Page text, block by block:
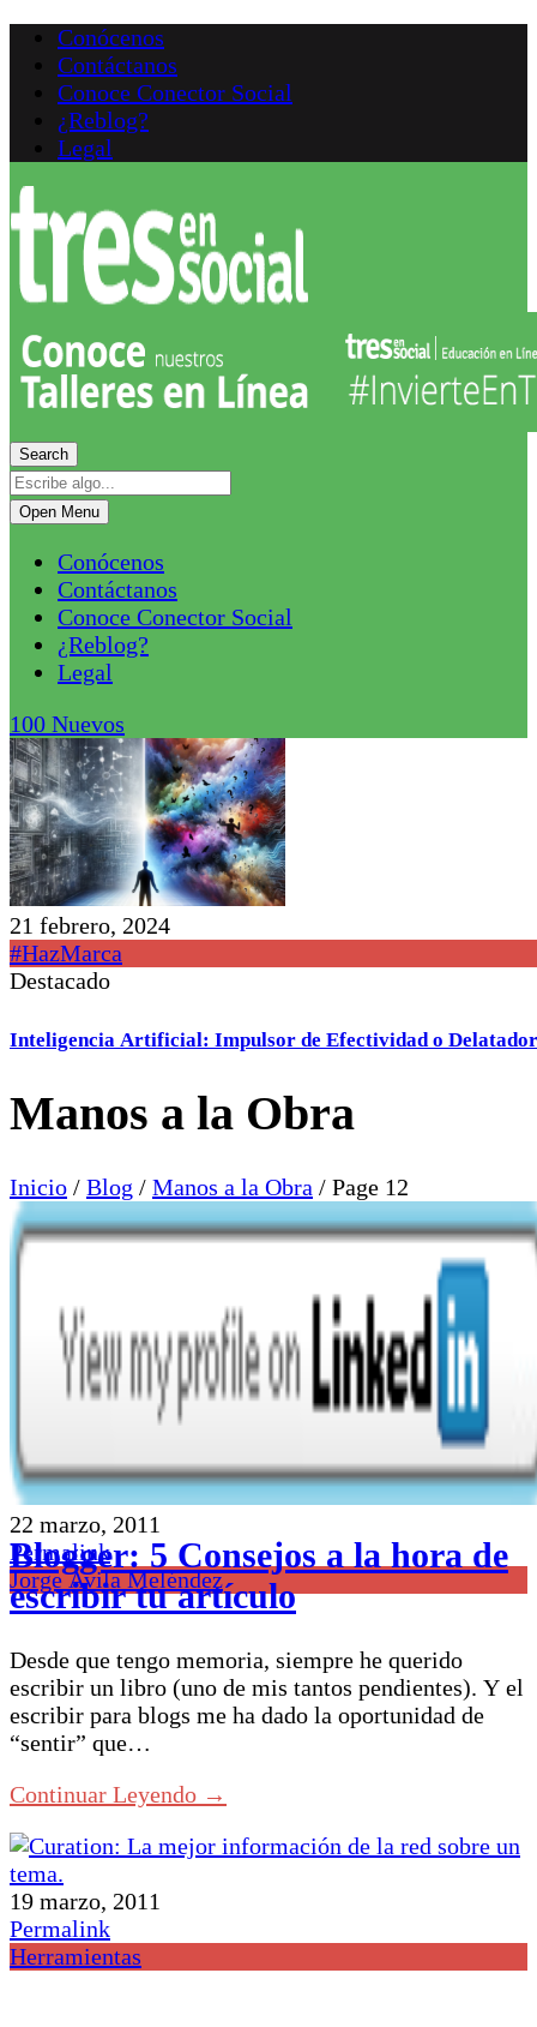
Conócenos
Contáctanos
Conoce Conector Social
¿Reblog?
Legal
Search
Open Menu
Conócenos
Contáctanos
Conoce Conector Social
¿Reblog?
Legal
100 Nuevos
21 febrero, 2024
#HazMarca
Destacado
Inteligencia Artificial: Impulsor de Efectividad o Delatador
Manos a la Obra
Inicio / Blog / Manos a la Obra / Page 12
22 marzo, 2011
Permalink
Jorge Avila Meléndez
Blogger: 5 Consejos a la hora de
escribir tu artículo
Desde que tengo memoria, siempre he querido
escribir un libro (uno de mis tantos pendientes). Y el
escribir para blogs me ha dado la oportunidad de
“sentir” que…
Continuar Leyendo →
19 marzo, 2011
Permalink
Herramientas